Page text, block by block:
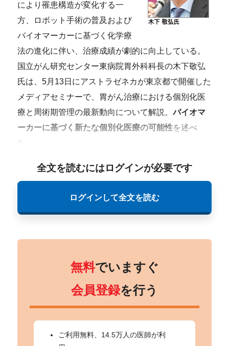
により罹患構造が変化する一
方、ロボット手術の普及および
バイオマーカーに基づく化学療
法の進化に伴い、治療成績が劇的に向上している。
国立がん研究センター東病院胃外科科長の木下敬弘
氏は、5月13日にアストラゼネカが東京都で開催した
メディアセミナーで、胃がん治療における個別化医
療と周術期管理の最新動向について解説。バイオマ
ーカーに基づく新たな個別化医療の可能性を述べ
た。
全文を読むにはログインが必要です
ログインして全文を読む
無料でいますぐ
会員登録を行う
ご利用無料、14.5万人の医師が利